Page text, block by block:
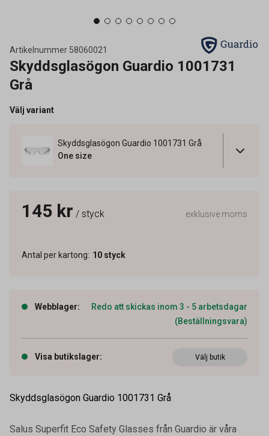
Artikelnummer 58060021
Skyddsglasögon Guardio 1001731
Grå
Välj variant
Skyddsglasögon Guardio 1001731 Grå
One size
145 kr / styck exklusive moms
Antal per kartong: 10 styck
Webblager:
Redo att skickas inom 3 - 5 arbetsdagar
(Beställningsvara)
Visa butikslager: Välj butik
Skyddsglasögon Guardio 1001731 Grå
Salus Superfit Eco Safety Glasses från Guardio är våra